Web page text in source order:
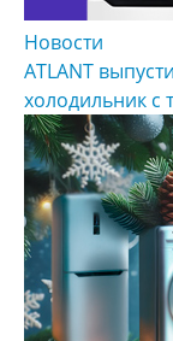
Новости
ATLANT
холодильник с